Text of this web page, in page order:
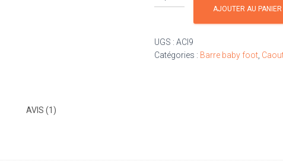
de
Amortisseur
pour
barre
AJOUTER AU PANIER
UGS : ACI9
Catégories : Barre baby foot
AVIS (1)